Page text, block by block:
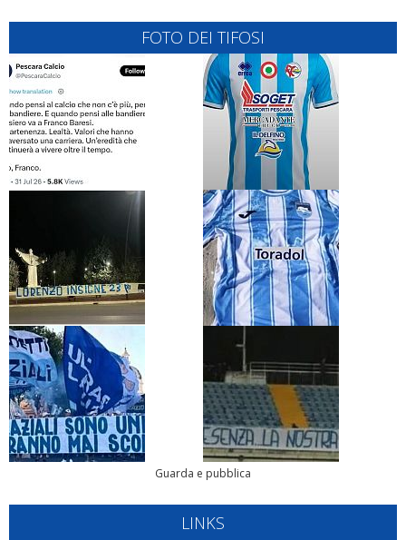
FOTO DEI TIFOSI
Guarda e pubblica
LINKS